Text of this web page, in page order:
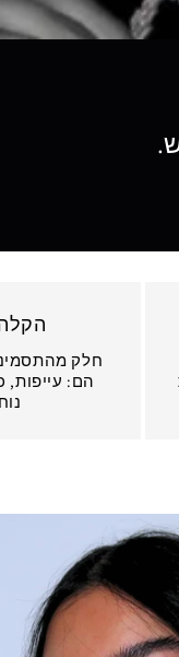
הקלה
חלק
הם: עייפות,